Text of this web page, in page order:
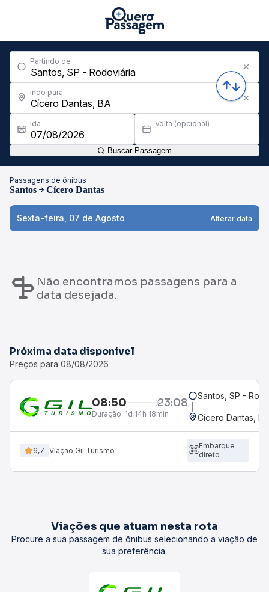
Partindo de
Indo para
Ida Volta (opcional)
Buscar Passagem
Passagens de ônibus
Santos Cícero Dantas
Sexta-feira, 07 de Agosto Alterar data
Não encontramos passagens para a
data desejada.
Próxima data disponível
Preços para 08/08/2026
08:50 23:08
Duração: 1d 14h 18min
Santos, SP -
Cícero Dantas, BA
6,7 Viação Gil Turismo
Embarque
direto
Viações que atuam nesta rota
Procure a sua passagem de ônibus selecionando a viação de
sua preferência.